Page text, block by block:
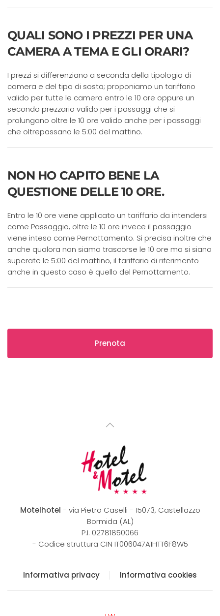
QUALI SONO I PREZZI PER UNA
CAMERA A TEMA E GLI ORARI?
I prezzi si differenziano a seconda della tipologia di
camera e del tipo di sosta; proponiamo un tariffario
valido per tutte le camera entro le 10 ore oppure un
secondo prezzario valido per i passaggi che si
prolungano oltre le 10 ore valido anche per i passaggi
che oltrepassano le 5:00 del mattino.
NON HO CAPITO BENE LA
QUESTIONE DELLE 10 ORE.
Entro le 10 ore viene applicato un tariffario da intendersi
come Passaggio, oltre le 10 ore invece il passaggio
viene inteso come Pernottamento. Si precisa inoltre che
anche qualora non siamo trascorse le 10 ore ma si siano
superate le 5:00 del mattino, il tariffario di riferimento
anche in questo caso è quello del Pernottamento.
Prenota
Motelhotel - via Pietro Caselli - 15073, Castellazzo
Bormida (AL)
P.I. 02781850066
- Codice struttura CIN IT006047A1HTT6F8W5
Informativa privacy Informativa cookies